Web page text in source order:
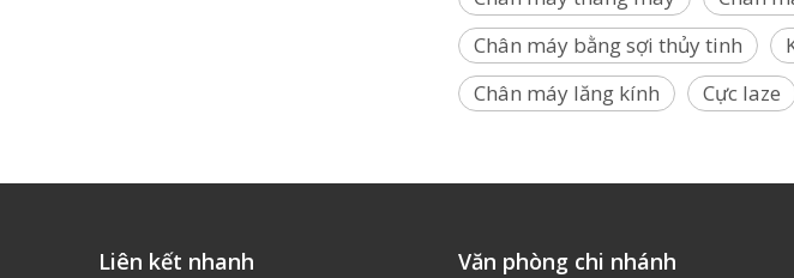
Chân máy bằng sợi thủy tinh
Chân máy lăng kính
Cực laze
Liên kết nhanh Văn phòng chi nhánh